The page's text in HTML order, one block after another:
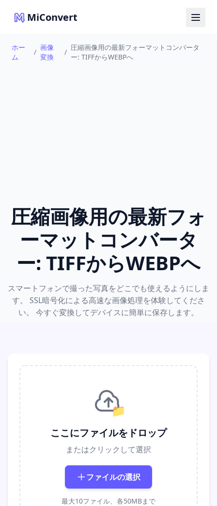
MiConvert
ホー
ム
/
画像
変換
/
圧縮画像用の最新フォーマットコンバータ
ー: TIFFからWEBPへ
圧縮画像用の最新フォ
ーマットコンバータ
ー: TIFFからWEBPへ
スマートフォンで撮った写真をどこでも使えるようにしま
す。 SSL暗号化による高速な画像処理を体験してくださ
い。 今すぐ変換してデバイスに簡単に保存します。
📁
ここにファイルをドロップ
またはクリックして選択
ファイルの選択
最大10ファイル、各50MBまで